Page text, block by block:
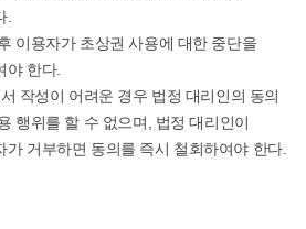
.
이용자가 초상권 사용에 대한 중단을
야 한다.
작성이 어려운 경우 법정 대리인의 동의
행위를 할 수 없으며, 법정 대리인이
가 거부하면 동의를 즉시 철회하여야 한다.